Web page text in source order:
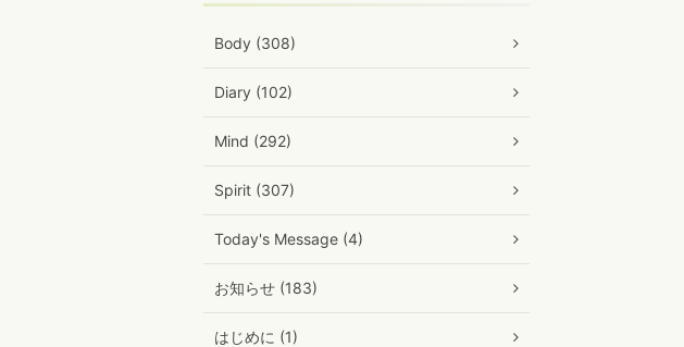
Body (308)
Diary (102)
Mind (292)
Spirit (307)
Today's Message (4)
お知らせ (183)
はじめに (1)